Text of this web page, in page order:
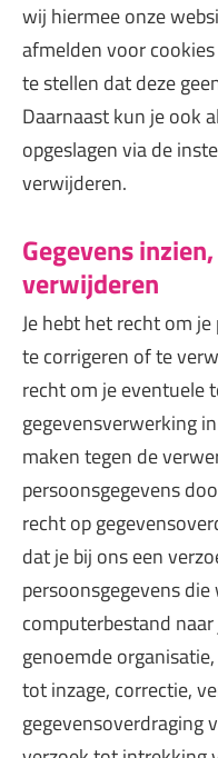
wij hiermee onze
afmelden voor
te stellen dat deze
Daarnaast kun je ook
opgeslagen via de
verwijderen.
Gegevens
verwijderen
Je hebt het recht om
te corrigeren of te
recht om je eventuele
gegevensverwerking
maken tegen de
persoonsgegevens
recht op
dat je bij ons een
persoonsgegevens
computerbestand
genoemde
tot inzage, correctie,
gegevensoverdraging